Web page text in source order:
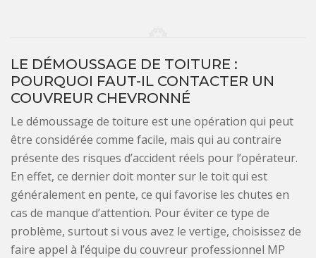
LE DÉMOUSSAGE DE TOITURE :
POURQUOI FAUT-IL CONTACTER UN
COUVREUR CHEVRONNÉ
Le démoussage de toiture est une opération qui peut
être considérée comme facile, mais qui au contraire
présente des risques d’accident réels pour l’opérateur.
En effet, ce dernier doit monter sur le toit qui est
généralement en pente, ce qui favorise les chutes en
cas de manque d’attention. Pour éviter ce type de
problème, surtout si vous avez le vertige, choisissez de
faire appel à l’équipe du couvreur professionnel MP